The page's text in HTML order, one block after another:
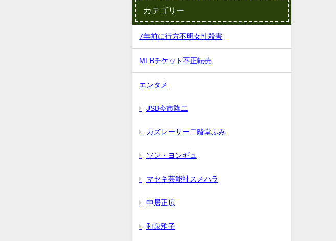
カテゴリー
7年前に行方不明女性殺害
MLBチケット不正転売
エンタメ
JSB今市隆二
カズレーサー二階堂ふみ
ソン・ヨンギュ
マセキ芸能社スメハラ
中居正広
和泉雅子